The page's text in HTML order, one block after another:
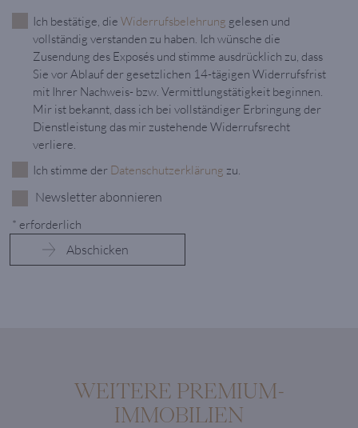
Ich bestätige, die Widerrufsbelehrung gelesen und
vollständig verstanden zu haben. Ich wünsche die
Zusendung des Exposés und stimme ausdrücklich zu, dass
Sie vor Ablauf der gesetzlichen 14-tägigen Widerrufsfrist
mit Ihrer Nachweis- bzw. Vermittlungstätigkeit beginnen.
Mir ist bekannt, dass ich bei vollständiger Erbringung der
Dienstleistung das mir zustehende Widerrufsrecht
verliere.
Ich stimme der Datenschutzerklärung zu.
Newsletter abonnieren
* erforderlich
WEITERE PREMIUM-
IMMOBILIEN